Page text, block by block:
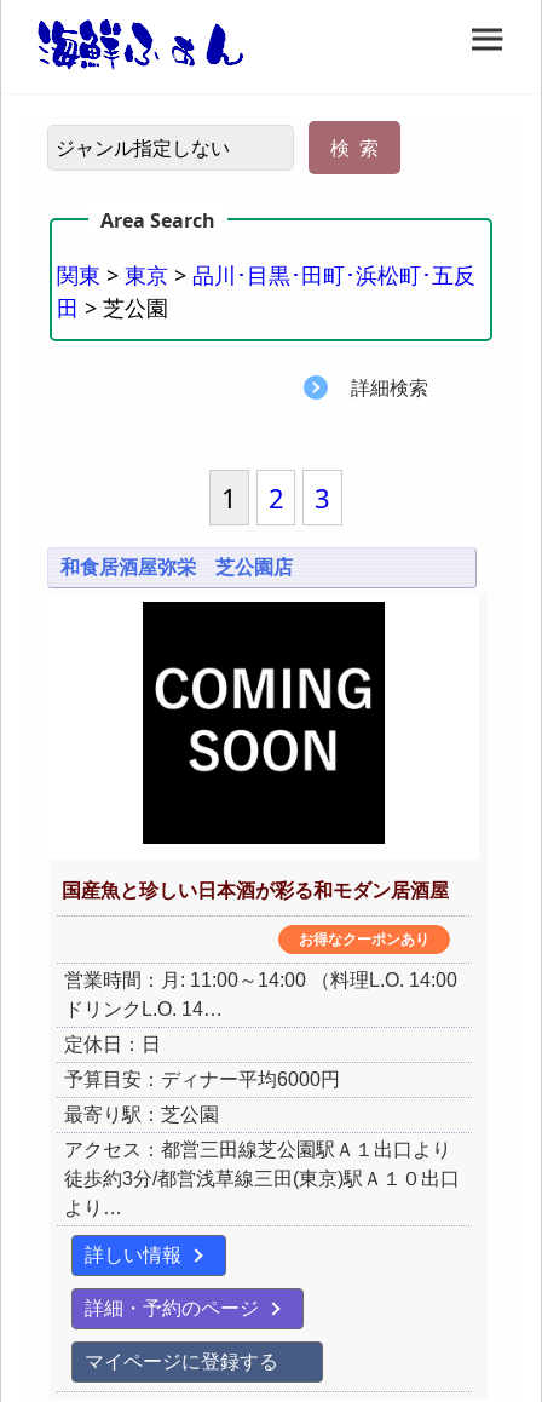
関東 > 東京 > 品川･目黒･田町･浜松町･五反
田 > 芝公園
詳細検索
1 2 3
和食居酒屋弥栄 芝公園店
国産魚と珍しい日本酒が彩る和モダン居酒屋
お得なクーポンあり
営業時間：月: 11:00～14:00 （料理L.O. 14:00
ドリンクL.O. 14…
定休日：日
予算目安：ディナー平均6000円
最寄り駅：芝公園
アクセス：都営三田線芝公園駅Ａ１出口より
徒歩約3分/都営浅草線三田(東京)駅Ａ１０出口
より…
詳しい情報
詳細・予約のページ
マイページに登録する